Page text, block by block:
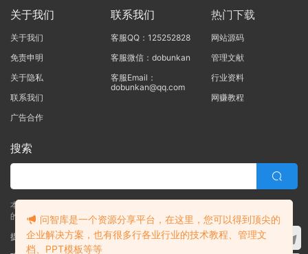
关于我们
关于我们
免责申明
关于隐私
联系我们
广告合作
联系我们
客服QQ：125252828
客服微信：dobunkan
客服Email：
dobunkan@qq.com
热门下载
网站源码
管理文献
行业资料
网赚教程
搜索
本站的所有资源均由本站的站长及合作伙伴整理发布，80%的内容为合作伙伴
的职场实战干货！！
提交工单
问智库是一个资源分享平台，在这里，您可以得到顶尖的
企业解决方案，也有很多行各业行业的技术教程、管理文
档、PPT模板等等